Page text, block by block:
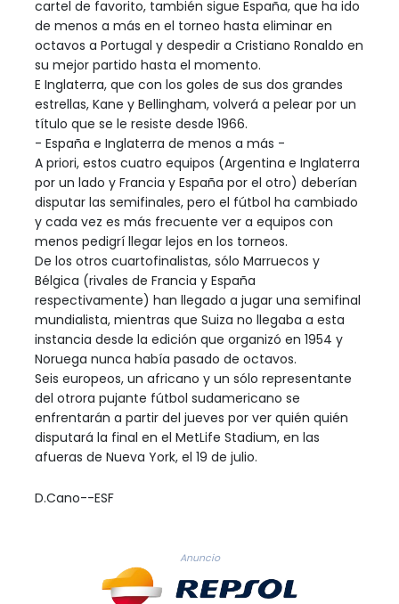
cartel de favorito, también sigue España, que ha ido
de menos a más en el torneo hasta eliminar en
octavos a Portugal y despedir a Cristiano Ronaldo en
su mejor partido hasta el momento.
E Inglaterra, que con los goles de sus dos grandes
estrellas, Kane y Bellingham, volverá a pelear por un
título que se le resiste desde 1966.
- España e Inglaterra de menos a más -
A priori, estos cuatro equipos (Argentina e Inglaterra
por un lado y Francia y España por el otro) deberían
disputar las semifinales, pero el fútbol ha cambiado
y cada vez es más frecuente ver a equipos con
menos pedigrí llegar lejos en los torneos.
De los otros cuartofinalistas, sólo Marruecos y
Bélgica (rivales de Francia y España
respectivamente) han llegado a jugar una semifinal
mundialista, mientras que Suiza no llegaba a esta
instancia desde la edición que organizó en 1954 y
Noruega nunca había pasado de octavos.
Seis europeos, un africano y un sólo representante
del otrora pujante fútbol sudamericano se
enfrentarán a partir del jueves por ver quién quién
disputará la final en el MetLife Stadium, en las
afueras de Nueva York, el 19 de julio.
D.Cano--ESF
Anuncio